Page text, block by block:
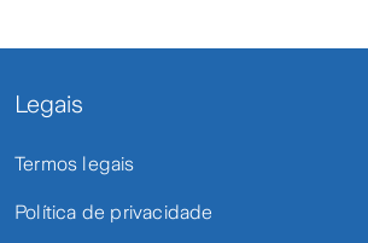
Legais
Termos legais
Política de privacidade